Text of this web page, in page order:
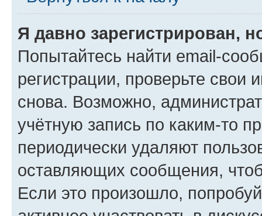
Я давно зарегистрирован,
Попытайтесь найти email-
регистрации, проверьте свои
снова. Возможно,
учётную запись по каким-то
периодически удаляют
оставляющих сообщения,
Если это произошло,